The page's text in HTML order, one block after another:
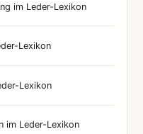
im Leder-Lexikon
Lexikon
Lexikon
im Leder-Lexikon